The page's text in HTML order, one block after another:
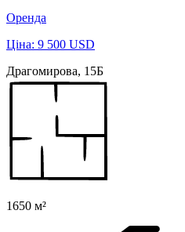
Оренда
Ціна: 9 500 USD
Драгомирова, 15Б
1650 м²